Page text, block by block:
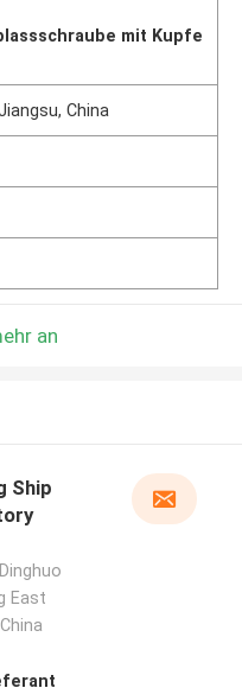
mit Kupfe
China
an
Ship
East